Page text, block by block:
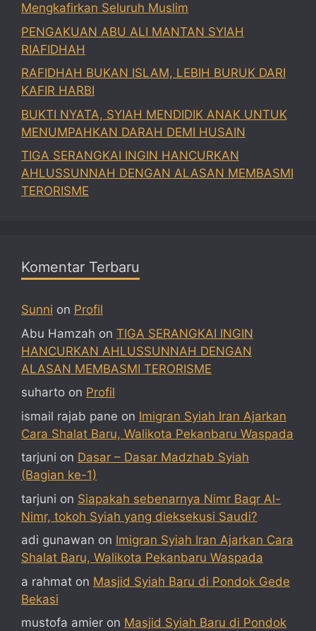
Mengkafirkan Seluruh Muslim
PENGAKUAN ABU ALI MANTAN SYIAH
RIAFIDHAH
RAFIDHAH BUKAN ISLAM, LEBIH BURUK DARI
KAFIR HARBI
BUKTI NYATA, SYIAH MENDIDIK ANAK UNTUK
MENUMPAHKAN DARAH DEMI HUSAIN
TIGA SERANGKAI INGIN HANCURKAN
AHLUSSUNNAH DENGAN ALASAN MEMBASMI
TERORISME
Komentar Terbaru
Sunni on Profil
Abu Hamzah on TIGA SERANGKAI INGIN
HANCURKAN AHLUSSUNNAH DENGAN
ALASAN MEMBASMI TERORISME
suharto on Profil
ismail rajab pane on Imigran Syiah Iran Ajarkan
Cara Shalat Baru, Walikota Pekanbaru Waspada
tarjuni on Dasar – Dasar Madzhab Syiah
(Bagian ke-1)
tarjuni on Siapakah sebenarnya Nimr Baqr Al-
Nimr, tokoh Syiah yang dieksekusi Saudi?
adi gunawan on Imigran Syiah Iran Ajarkan Cara
Shalat Baru, Walikota Pekanbaru Waspada
a rahmat on Masjid Syiah Baru di Pondok Gede
Bekasi
mustofa amier on Masjid Syiah Baru di Pondok